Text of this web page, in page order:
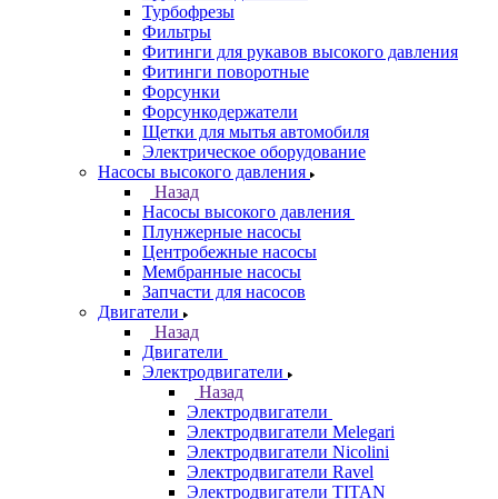
Турбофрезы
Фильтры
Фитинги для рукавов высокого давления
Фитинги поворотные
Форсунки
Форсункодержатели
Щетки для мытья автомобиля
Электрическое оборудование
Насосы высокого давления
Назад
Насосы высокого давления
Плунжерные насосы
Центробежные насосы
Мембранные насосы
Запчасти для насосов
Двигатели
Назад
Двигатели
Электродвигатели
Назад
Электродвигатели
Электродвигатели Melegari
Электродвигатели Nicolini
Электродвигатели Ravel
Электродвигатели TITAN